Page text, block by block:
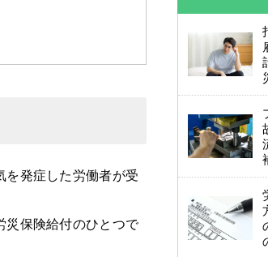
を発症した労働者が受
災保険給付のひとつで